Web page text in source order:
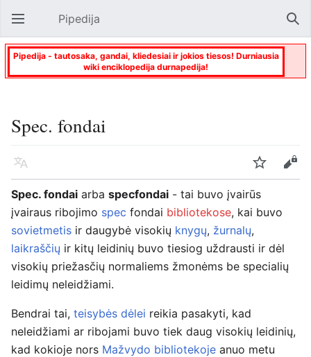
Atverti pagrindinį meniu Pipedija
Pipedija - tautosaka, gandai, kliedesiai ir jokios tiesos! Durniausia
wiki enciklopedija durnapedija!
Spec. fondai
Kalba Stebėti
Keisti
Spec. fondai arba specfondai - tai buvo įvairūs
įvairaus ribojimo spec fondai bibliotekose, kai buvo
sovietmetis ir daugybė visokių knygų, žurnalų,
laikraščių ir kitų leidinių buvo tiesiog uždrausti ir dėl
visokių priežasčių normaliems žmonėms be specialių
leidimų neleidžiami.
Bendrai tai, teisybės dėlei reikia pasakyti, kad
neleidžiami ar ribojami buvo tiek daug visokių leidinių,
kad kokioje nors Mažvydo bibliotekoje anuo metu